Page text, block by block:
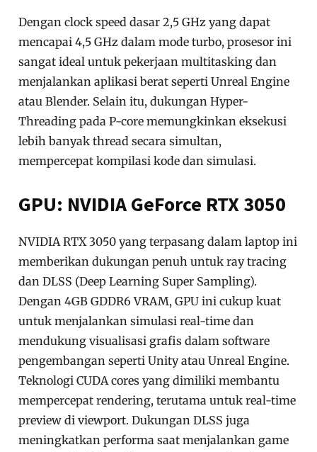
Dengan clock speed dasar 2,5 GHz yang dapat
mencapai 4,5 GHz dalam mode turbo, prosesor ini
sangat ideal untuk pekerjaan multitasking dan
menjalankan aplikasi berat seperti Unreal Engine
atau Blender. Selain itu, dukungan Hyper-
Threading pada P-core memungkinkan eksekusi
lebih banyak thread secara simultan,
mempercepat kompilasi kode dan simulasi.
GPU: NVIDIA GeForce RTX 3050
NVIDIA RTX 3050 yang terpasang dalam laptop ini
memberikan dukungan penuh untuk ray tracing
dan DLSS (Deep Learning Super Sampling).
Dengan 4GB GDDR6 VRAM, GPU ini cukup kuat
untuk menjalankan simulasi real-time dan
mendukung visualisasi grafis dalam software
pengembangan seperti Unity atau Unreal Engine.
Teknologi CUDA cores yang dimiliki membantu
mempercepat rendering, terutama untuk real-time
preview di viewport. Dukungan DLSS juga
meningkatkan performa saat menjalankan game